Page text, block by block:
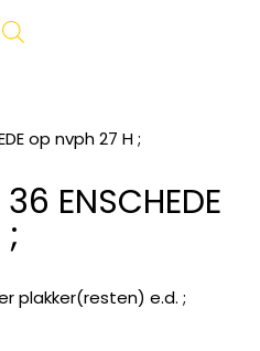
ENSCHEDE
plakker(resten) e.d. ;